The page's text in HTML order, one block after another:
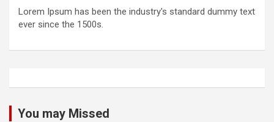
Lorem Ipsum has been the industry's standard dummy text
ever since the 1500s.
You may Missed